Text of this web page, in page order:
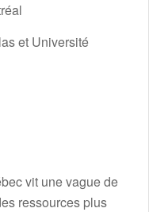
et Université
vit une vague de
ressources plus